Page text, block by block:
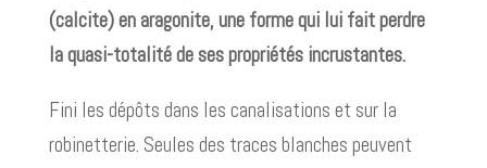
(calcite) en aragonite, une forme qui lui fait perdre
la quasi-totalité de ses propriétés incrustantes.
Fini les dépôts dans les canalisations et sur la
robinetterie. Seules des traces blanches peuvent